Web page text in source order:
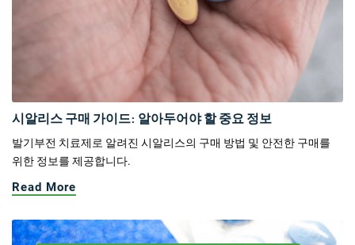
시알리스 구매 가이드: 알아두어야 할 중요 정보
발기부전 치료제로 알려진 시알리스의 구매 방법 및 안전한 구매를
위한 정보를 제공합니다.
Read More